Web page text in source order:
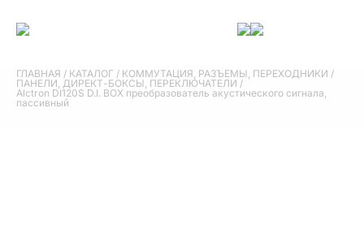
ГЛАВНАЯ / КАТАЛОГ / КОММУТАЦИЯ, РАЗЪЕМЫ, ПЕРЕХОДНИКИ /
ПАНЕЛИ, ДИРЕКТ-БОКСЫ, ПЕРЕКЛЮЧАТЕЛИ /
Alctron DI120S D.I. BOX преобразователь акустического сигнала,
пассивный